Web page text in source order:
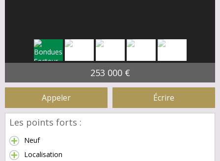
253 000 €
Appeler Écrire
Les points forts :
Neuf
Localisation